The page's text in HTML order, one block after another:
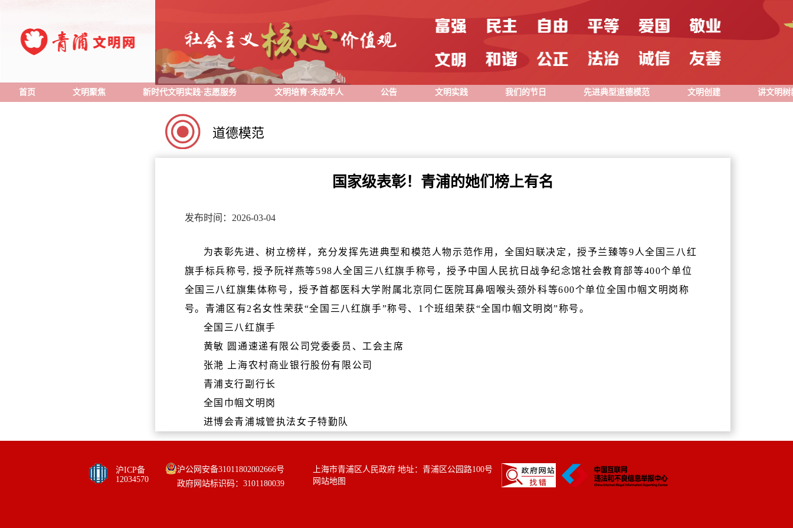
首页 文明聚焦 新时代文明实践·志愿服务 文明培育·未成年人 公告 文明实践 我们的节日 先进典型道德模范 文明创建 讲文明树
道德模范
国家级表彰！青浦的她们榜上有名
发布时间：2026-03-04
为表彰先进、树立榜样，充分发挥先进典型和模范人物示范作用，全国妇联决定，授予兰臻等9人全国三八红
旗手标兵称号, 授予阮祥燕等598人全国三八红旗手称号，授予中国人民抗日战争纪念馆社会教育部等400个单位
全国三八红旗集体称号，授予首都医科大学附属北京同仁医院耳鼻咽喉头颈外科等600个单位全国巾帼文明岗称
号。青浦区有2名女性荣获“全国三八红旗手”称号、1个班组荣获“全国巾帼文明岗”称号。
全国三八红旗手
黄敏 圆通速递有限公司党委委员、工会主席
张滟
上海农村商业银行股份有限公司
青浦支行副行长
全国巾帼文明岗
进博会青浦城管执法女子特勤队
沪ICP备
12034570
沪公网安备31011802002666号
政府网站标识码：3101180039
上海市青浦区人民政府 地址：青浦区公园路100号
网站地图